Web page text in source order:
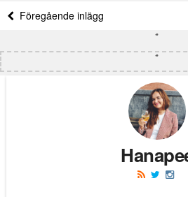
Föregående inlägg